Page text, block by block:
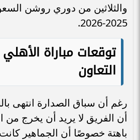
والثلاثين من دوري روشن
2025-2026.
توقعات مباراة
التعاون
رغم أن سباق الصدارة انتهى
أن الفريق لا يريد أن يخرج
باهتة خصوصًا أن الجماهير